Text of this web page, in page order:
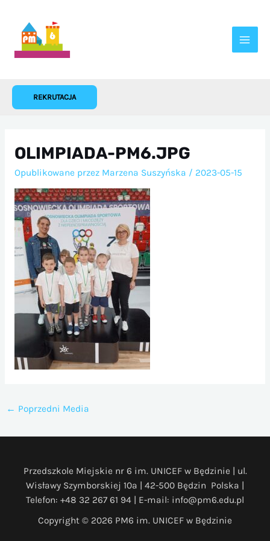
treści
REKRUTACJA
OLIMPIADA-PM6.JPG
Opublikowane przez Marzena Suszyńska / 2023-05-15
← Poprzedni Media
Przedszkole Miejskie nr 6 im. UNICEF w Będzinie | ul.
Wisławy Szymborskiej 10a | 42-500 Będzin Polska |
Telefon: +48 32 267 61 94 | E-mail: info@pm6.edu.pl
Copyright © 2026 PM6 im. UNICEF w Będzinie